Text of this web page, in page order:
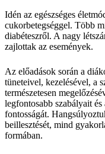
Idén az egészséges
cukorbetegséggel. Több
diabéteszről. A nagy
zajlottak az események.
Az előadások során a
tüneteivel, kezelésével, a
természetesen
legfontosabb szabályait
fontosságát.
beillesztését, mind
formában.